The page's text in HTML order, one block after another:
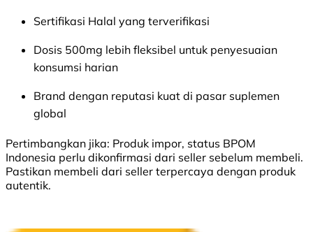
Sertifikasi Halal yang terverifikasi
Dosis 500mg lebih fleksibel untuk penyesuaian
konsumsi harian
Brand dengan reputasi kuat di pasar suplemen
global
Pertimbangkan jika: Produk impor, status BPOM
Indonesia perlu dikonfirmasi dari seller sebelum membeli.
Pastikan membeli dari seller terpercaya dengan produk
autentik.